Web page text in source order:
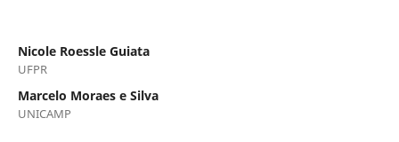
Nicole Roessle Guiata
UFPR
Marcelo Moraes e Silva
UNICAMP